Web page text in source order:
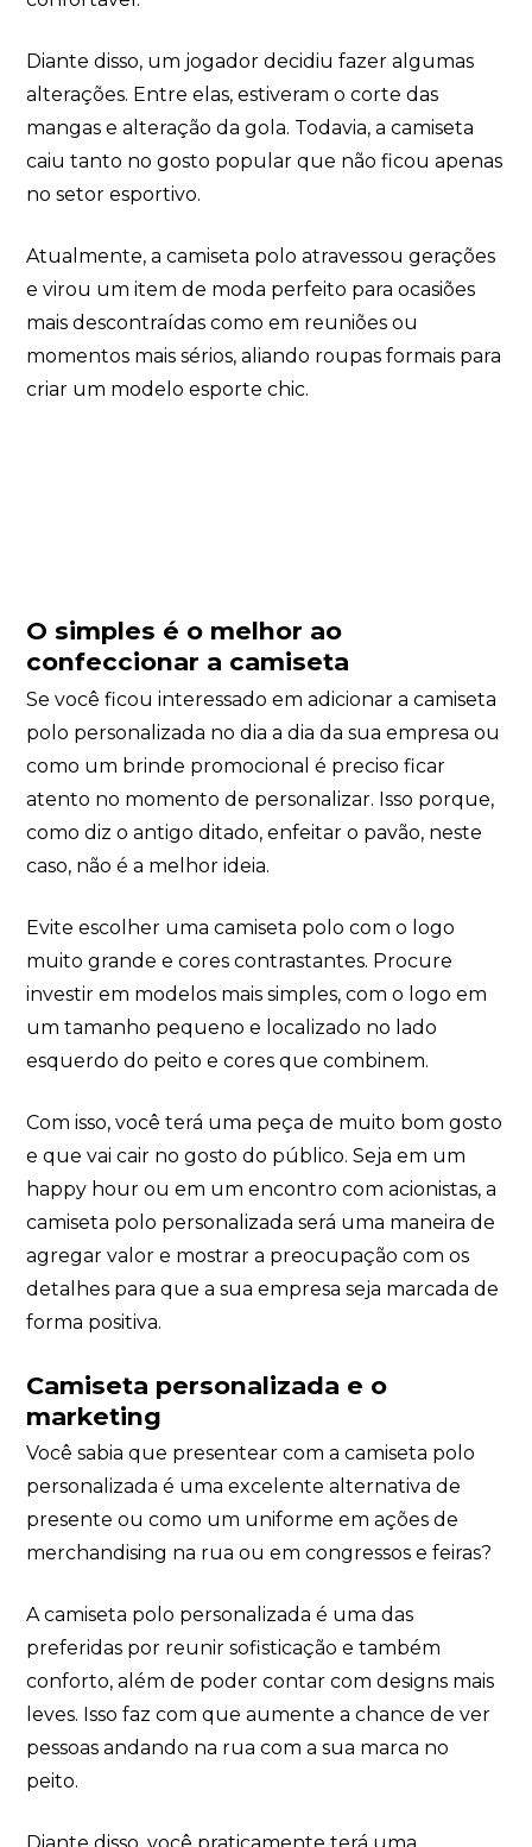
Diante disso, um jogador decidiu fazer algumas
alterações. Entre elas, estiveram o corte das
mangas e alteração da gola. Todavia, a camiseta
caiu tanto no gosto popular que não ficou apenas
no setor esportivo.
Atualmente, a camiseta polo atravessou gerações
e virou um item de moda perfeito para ocasiões
mais descontraídas como em reuniões ou
momentos mais sérios, aliando roupas formais para
criar um modelo esporte chic.
O simples é o melhor ao
confeccionar a camiseta
Se você ficou interessado em adicionar a camiseta
polo personalizada no dia a dia da sua empresa ou
como um brinde promocional é preciso ficar
atento no momento de personalizar. Isso porque,
como diz o antigo ditado, enfeitar o pavão, neste
caso, não é a melhor ideia.
Evite escolher uma camiseta polo com o logo
muito grande e cores contrastantes. Procure
investir em modelos mais simples, com o logo em
um tamanho pequeno e localizado no lado
esquerdo do peito e cores que combinem.
Com isso, você terá uma peça de muito bom gosto
e que vai cair no gosto do público. Seja em um
happy hour ou em um encontro com acionistas, a
camiseta polo personalizada será uma maneira de
agregar valor e mostrar a preocupação com os
detalhes para que a sua empresa seja marcada de
forma positiva.
Camiseta personalizada e o
marketing
Você sabia que presentear com a camiseta polo
personalizada é uma excelente alternativa de
presente ou como um uniforme em ações de
merchandising na rua ou em congressos e feiras?
A camiseta polo personalizada é uma das
preferidas por reunir sofisticação e também
conforto, além de poder contar com designs mais
leves. Isso faz com que aumente a chance de ver
pessoas andando na rua com a sua marca no
peito.
Diante disso, você praticamente terá uma